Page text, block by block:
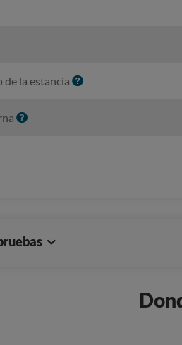
la estancia I
I